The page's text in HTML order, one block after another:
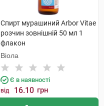
Спирт мурашиний Arbor Vitae
розчин зовнішній 50 мл 1
флакон
Віола
Є в наявності
від 16.10 грн